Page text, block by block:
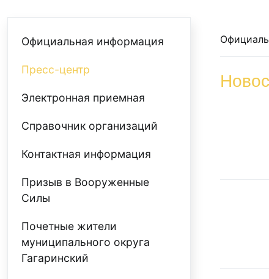
Официальная информация
Пресс-центр
Электронная приемная
Справочник организаций
Контактная информация
Призыв в Вооруженные
Силы
Почетные жители
муниципального округа
Гагаринский